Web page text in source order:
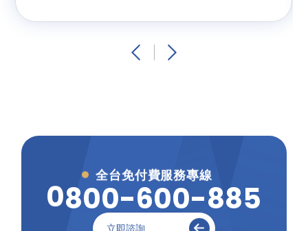
造成移工直接獲得該權利事項的資格；現況是移工
加，但這對雇主而言就是一種「或有負債」，是一
全台免付費服務專線
0800-600-885
立即諮詢